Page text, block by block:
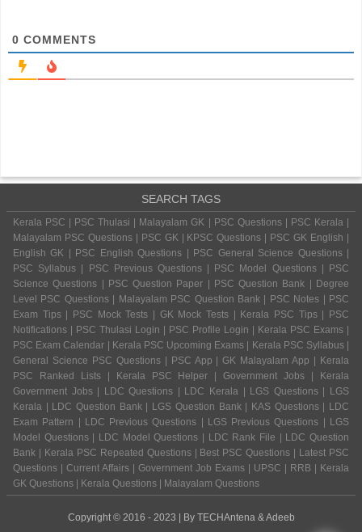
0 COMMENTS
SEARCH TAGS
Kerala PSC | PSC Thulasi | Malayalam GK | PSC Questions | PSC Kerala |
Malayalam PSC Questions | PSC GK | KPSC Questions | PSC GK English |
English GK | PSC English Questions | PSC General Science Questions |
PSC Syllabus | PSC Previous Questions | PSC Model Questions | PSC
Science Questions | PSC Question Paper | PSC Question Bank | Degree
Level PSC Questions | Malayalam PSC Question Bank | PSC Notes | PSC
Exam Tips | PSC Mock Tests | GK Mock Tests | Kerala PSC Tips | PSC
Notifications | PSC Thulasi Login | PSC Profile Login | Kerala PSC Exams |
PSC Exam Calendar | Kerala PSC Upcoming Exams | Kerala PSC Syllabus |
General Science PSC Questions | PSC App | GK Malayalam App | Kerala
PSC Ranked Lists | Kerala PSC Helper | Government Jobs | Kerala
Government Jobs | LDC Questions | LDC Kerala | LGS Questions | LGS
Kerala | LDC Question Bank | LGS Question Bank | KAS Questions | LDC
Exam Pattern | LDC Previous Questions | LGS Previous Questions | LGS
Model Questions | LDC Model Questions | LDC Rank File | LDC Question
Bank | Kerala PSC Repeated Questions | Best PSC Questions | Latest PSC
Questions | Current Affairs | Government Job Exams | UPSC | RRB | Kerala
GK Questions | Kerala Questions | Malayalam Questions
Copyright © 2016 - 2023 | By TECHAntena & Adeeb